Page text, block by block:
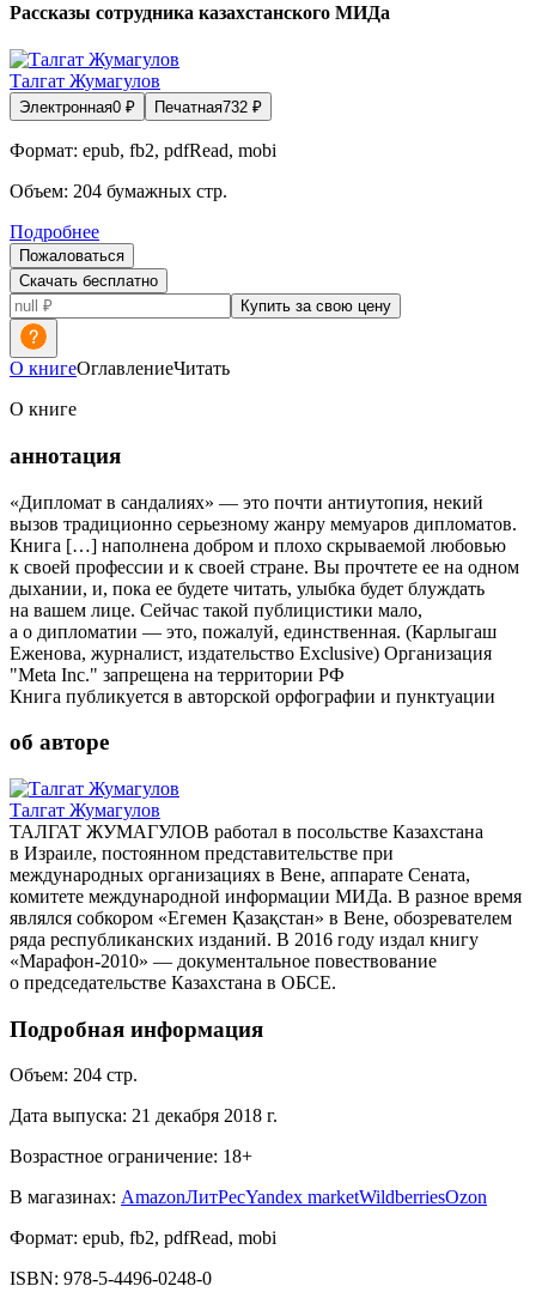
Рассказы сотрудника казахстанского МИДа
Талгат Жумагулов
Электронная0 ₽ Печатная732 ₽
Формат: epub, fb2, pdfRead, mobi
Объем: 204 бумажных стр.
Подробнее
Пожаловаться
Скачать бесплатно
Купить за свою цену
О книгеОглавлениеЧитать
О книге
аннотация
«Дипломат в сандалиях» — это почти антиутопия, некий
вызов традиционно серьезному жанру мемуаров дипломатов.
Книга […] наполнена добром и плохо скрываемой любовью
к своей профессии и к своей стране. Вы прочтете ее на одном
дыхании, и, пока ее будете читать, улыбка будет блуждать
на вашем лице. Сейчас такой публицистики мало,
а о дипломатии — это, пожалуй, единственная. (Карлыгаш
Еженова, журналист, издательство Exclusive) Организация
"Meta Inc." запрещена на территории РФ
Книга публикуется в авторской орфографии и пунктуации
об авторе
Талгат Жумагулов
ТАЛГАТ ЖУМАГУЛОВ работал в посольстве Казахстана
в Израиле, постоянном представительстве при
международных организациях в Вене, аппарате Сената,
комитете международной информации МИДа. В разное время
являлся собкором «Егемен Қазақстан» в Вене, обозревателем
ряда республиканских изданий. В 2016 году издал книгу
«Марафон-2010» — документальное повествование
о председательстве Казахстана в ОБСЕ.
Подробная информация
Объем: 204 стр.
Дата выпуска: 21 декабря 2018 г.
Возрастное ограничение: 18+
В магазинах: AmazonЛитРесYandex marketWildberriesOzon
Формат: epub, fb2, pdfRead, mobi
ISBN: 978-5-4496-0248-0